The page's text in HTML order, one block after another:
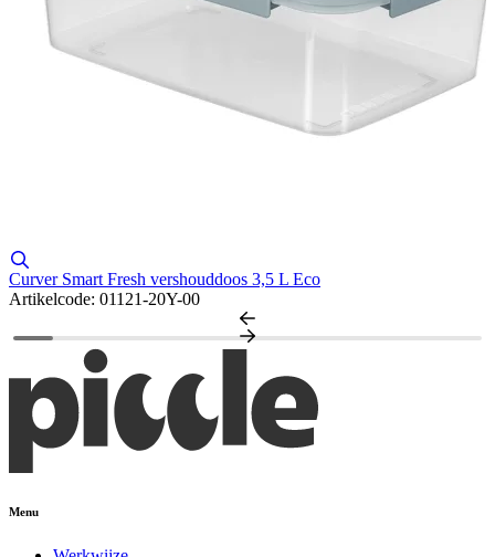
Curver Smart Fresh vershouddoos 3,5 L Eco
Artikelcode: 01121-20Y-00
Menu